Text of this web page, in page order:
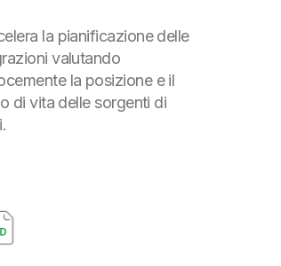
la pianificazione delle
valutando
la posizione e il
di vita delle sorgenti di